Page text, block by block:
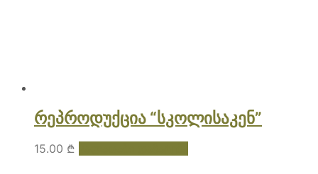
რეპროდუქცია “სკოლისაკენ”
15.00 ₾